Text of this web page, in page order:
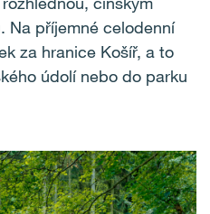
Na příjemné celodenní
za hranice Košíř, a to
údolí nebo do parku